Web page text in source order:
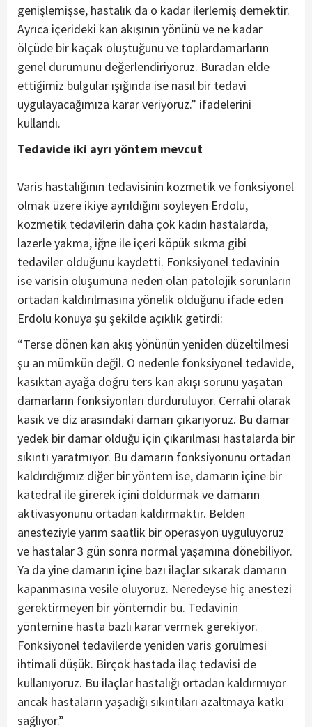
genişlemişse, hastalık da o kadar ilerlemiş demektir.
Ayrıca içerideki kan akışının yönünü ve ne kadar
ölçüde bir kaçak oluştuğunu ve toplardamarların
genel durumunu değerlendiriyoruz. Buradan elde
ettiğimiz bulgular ışığında ise nasıl bir tedavi
uygulayacağımıza karar veriyoruz.” ifadelerini
kullandı.
Tedavide iki ayrı yöntem mevcut
Varis hastalığının tedavisinin kozmetik ve fonksiyonel
olmak üzere ikiye ayrıldığını söyleyen Erdolu,
kozmetik tedavilerin daha çok kadın hastalarda,
lazerle yakma, iğne ile içeri köpük sıkma gibi
tedaviler olduğunu kaydetti. Fonksiyonel tedavinin
ise varisin oluşumuna neden olan patolojik sorunların
ortadan kaldırılmasına yönelik olduğunu ifade eden
Erdolu konuya şu şekilde açıklık getirdi:
“Terse dönen kan akış yönünün yeniden düzeltilmesi
şu an mümkün değil. O nedenle fonksiyonel tedavide,
kasıktan ayağa doğru ters kan akışı sorunu yaşatan
damarların fonksiyonları durduruluyor. Cerrahi olarak
kasık ve diz arasındaki damarı çıkarıyoruz. Bu damar
yedek bir damar olduğu için çıkarılması hastalarda bir
sıkıntı yaratmıyor. Bu damarın fonksiyonunu ortadan
kaldırdığımız diğer bir yöntem ise, damarın içine bir
katedral ile girerek içini doldurmak ve damarın
aktivasyonunu ortadan kaldırmaktır. Belden
anesteziyle yarım saatlik bir operasyon uyguluyoruz
ve hastalar 3 gün sonra normal yaşamına dönebiliyor.
Ya da yine damarın içine bazı ilaçlar sıkarak damarın
kapanmasına vesile oluyoruz. Neredeyse hiç anestezi
gerektirmeyen bir yöntemdir bu. Tedavinin
yöntemine hasta bazlı karar vermek gerekiyor.
Fonksiyonel tedavilerde yeniden varis görülmesi
ihtimali düşük. Birçok hastada ilaç tedavisi de
kullanıyoruz. Bu ilaçlar hastalığı ortadan kaldırmıyor
ancak hastaların yaşadığı sıkıntıları azaltmaya katkı
sağlıyor.”